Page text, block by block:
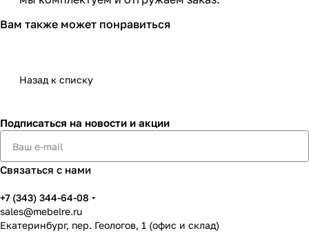
Вам также может понравиться
Назад к списку
Подписаться на новости и акции
Связаться с нами
+7 (343) 344-64-08
sales@mebelre.ru
Екатеринбург, пер. Геологов, 1 (офис и склад)